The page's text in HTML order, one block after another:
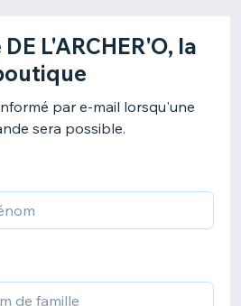
L'ARCHER'O, la
par e-mail lorsqu'une
sera possible.